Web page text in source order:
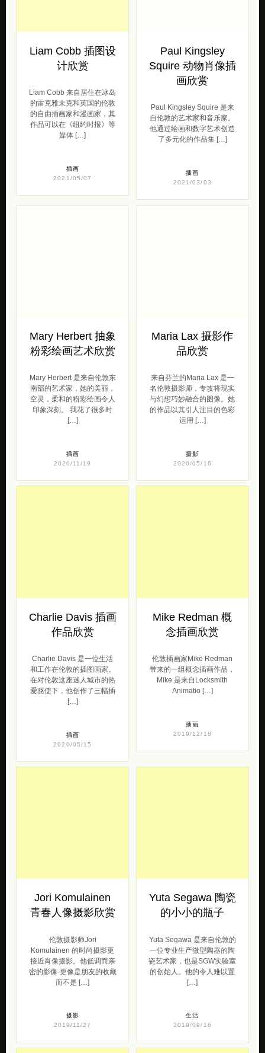
Liam Cobb 插图设
计欣赏
Liam Cobb 来自居住在冰岛
的雷克雅未克和英国的伦敦
的自由插画家和漫画家，其
作品可以在《纽约时报》等
媒体 […]
插画
2021/05/07
Paul Kingsley
Squire 动物肖像插
画欣赏
Paul Kingsley Squire 是来
自伦敦的艺术家和音乐家。
他通过绘画和数字艺术创造
了多元化的作品集 […]
插画
2021/03/03
Mary Herbert 抽象
粉彩绘画艺术欣赏
Mary Herbert 是来自伦敦东
南部的艺术家，她的美丽，
空灵，柔和的粉彩绘画令人
印象深刻。 我花了很多时
[…]
插画
2020/11/19
Maria Lax 摄影作
品欣赏
来自芬兰的Maria Lax 是一
名伦敦摄影师，专攻将现实
与幻想巧妙融合的图像。她
的作品以其引人注目的色彩
运用 […]
摄影
2020/05/16
Charlie Davis 插画
作品欣赏
Charlie Davis 是一位生活
和工作在伦敦的插图画家。
在对伦敦这座迷人城市的热
爱驱使下，他创作了三幅插
[…]
插画
2020/05/15
Mike Redman 概
念插画欣赏
伦敦插画家Mike Redman
带来的一组概念插画作品，
Mike 是来自Locksmith
Animatio […]
插画
2019/12/18
Jori Komulainen
青春人像摄影欣赏
伦敦摄影师Jori
Komulainen 的时尚摄影更
接近肖像摄影。他低调而亲
密的影像-更像是朋友的收藏
而不是 […]
摄影
2019/11/27
Yuta Segawa 陶瓷
的小小的瓶子
Yuta Segawa 是来自伦敦的
一位专业生产微型陶器的陶
瓷艺术家，也是SGW实验室
的创始人。他的令人难以置
[…]
生活
2019/09/16